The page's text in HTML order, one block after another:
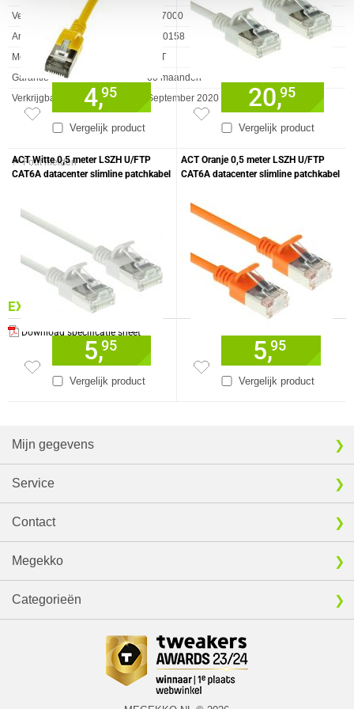
Vendorcode
DC7000
Artikelnr
1120158
Merk
ACT
Garantie
60 maanden
Verkrijgbaar sinds
September 2020
⚑ Fout melden
EXTRA INFORMATIE
Download specificatie sheet
Vergelijk product
4,95
Vergelijk product
20,95
ACT Witte 0,5 meter LSZH U/FTP
CAT6A datacenter slimline patchkabel
Vergelijk product
5,95
ACT Oranje 0,5 meter LSZH U/FTP
CAT6A datacenter slimline patchkabel
Vergelijk product
5,95
Mijn gegevens
Service
Contact
Megekko
Categorieën